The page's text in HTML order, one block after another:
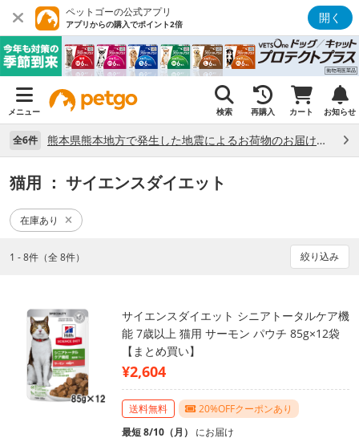
ペットゴーの公式アプリ
アプリからの購入でポイント2倍 開く
メニュー 検索 再購入 カート お知らせ
全6件 熊本県熊本地方で発生した地震によるお荷物のお届け状況について （7/28）
猫用 ： サイエンスダイエット
在庫あり
1 - 8件（全 8件） 絞り込み
サイエンスダイエット シニアトータルケア機
能 7歳以上 猫用 サーモン パウチ 85g×12袋
【まとめ買い】
¥2,604
送料無料
20%OFFクーポンあり
最短 8/10（月） にお届け